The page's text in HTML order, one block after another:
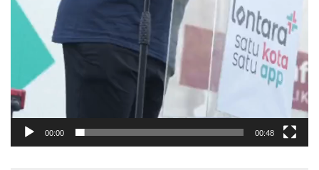
00:00 00:48